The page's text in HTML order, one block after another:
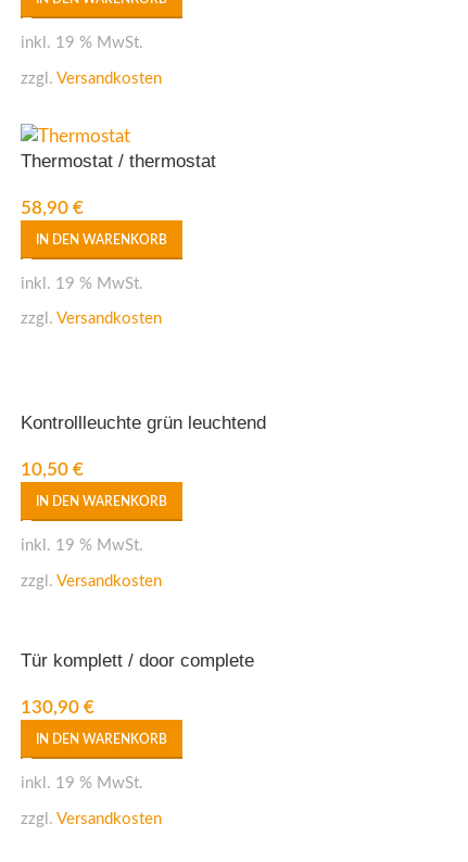
inkl. 19 % MwSt.
zzgl.Versandkosten
Thermostat / thermostat
58,90€
IN DEN WARENKORB
inkl. 19 % MwSt.
zzgl.Versandkosten
Kontrollleuchte grün leuchtend
10,50€
IN DEN WARENKORB
inkl. 19 % MwSt.
zzgl.Versandkosten
Tür komplett / door complete
130,90€
IN DEN WARENKORB
inkl. 19 % MwSt.
zzgl.Versandkosten